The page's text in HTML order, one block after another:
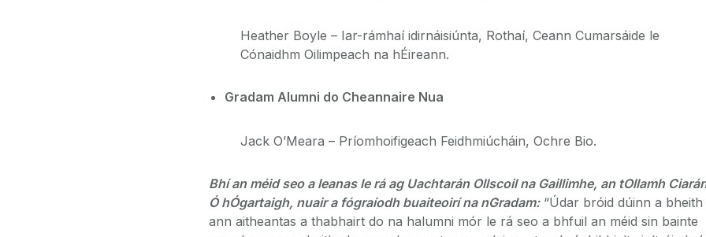
Heather Boyle – Iar-rámhaí idirnáisiúnta, Rothaí, Ceann Cumarsáide le
Cónaidhm Oilimpeach na hÉireann.
Gradam Alumni do Cheannaire Nua
Jack O’Meara – Príomhoifigeach Feidhmiúcháin, Ochre Bio.
Bhí an méid seo a leanas le rá ag Uachtarán Ollscoil na Gaillimhe, an tOllamh
Ó hÓgartaigh, nuair a fógraíodh buaiteoirí na nGradam:“Údar bróid dúinn a bheith
ann aitheantas a thabhairt do na halumni mór le rá seo a bhfuil an méid sin bainte